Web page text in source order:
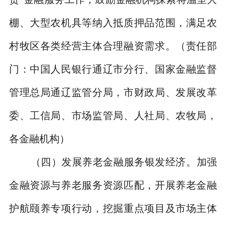
棚、大型农机具等纳入抵质押品范围，满足农
村牧区各类经营主体合理融资需求。 （责任部
门：中国人民银行通辽市分行、国家金融监督
管理总局通辽监管分局，市财政局、发展改革
委、工信局、市场监管局、人社局、农牧局，
各金融机构）
（四）发展养老金融服务银发经济。 加强
金融资源与养老服务资源匹配，开展养老金融
护航颐养专项行动，挖掘重点项目及市场主体